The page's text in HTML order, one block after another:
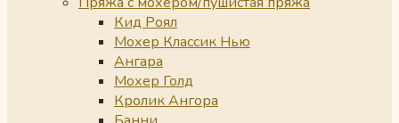
Кид Роял
Мохер Классик Нью
Ангара
Мохер Голд
Кролик Ангора